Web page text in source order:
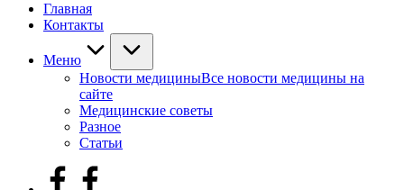
Главная
Контакты
Меню
Новости медициныВсе новости медицины на
сайте
Медицинские советы
Разное
Статьи
facebook.com